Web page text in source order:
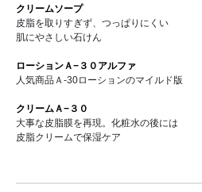
クリームソープ
皮脂を取りすぎず、つっぱりにくい
肌にやさしい石けん
ローションＡ−３０アルファ
人気商品Ａ-30ローションのマイルド版
クリームＡ−３０
大事な皮脂膜を再現。化粧水の後には
皮脂クリームで保湿ケア